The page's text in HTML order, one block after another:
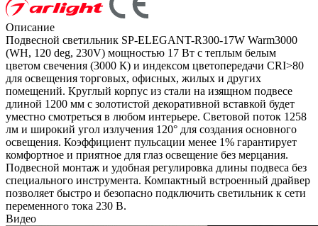
Описание
Подвесной светильник SP-ELEGANT-R300-17W Warm3000
(WH, 120 deg, 230V) мощностью 17 Вт с теплым белым
цветом свечения (3000 К) и индексом цветопередачи CRI>80
для освещения торговых, офисных, жилых и других
помещений. Круглый корпус из стали на изящном подвесе
длиной 1200 мм с золотистой декоративной вставкой будет
уместно смотреться в любом интерьере. Световой поток 1258
лм и широкий угол излучения 120° для создания основного
освещения. Коэффициент пульсации менее 1% гарантирует
комфортное и приятное для глаз освещение без мерцания.
Подвесной монтаж и удобная регулировка длины подвеса без
специального инструмента. Компактный встроенный драйвер
позволяет быстро и безопасно подключить светильник к сети
переменного тока 230 В.
Видео